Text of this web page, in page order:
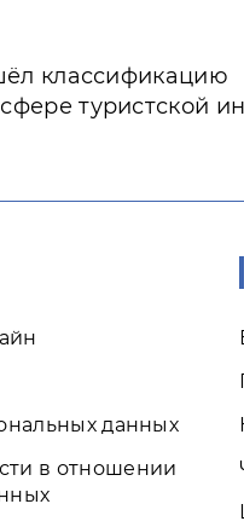
классификацию
туристской
данных
в отношении